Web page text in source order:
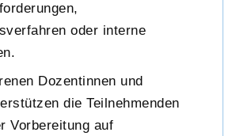
oder interne
Dozentinnen und
die Teilnehmenden
Vorbereitung auf